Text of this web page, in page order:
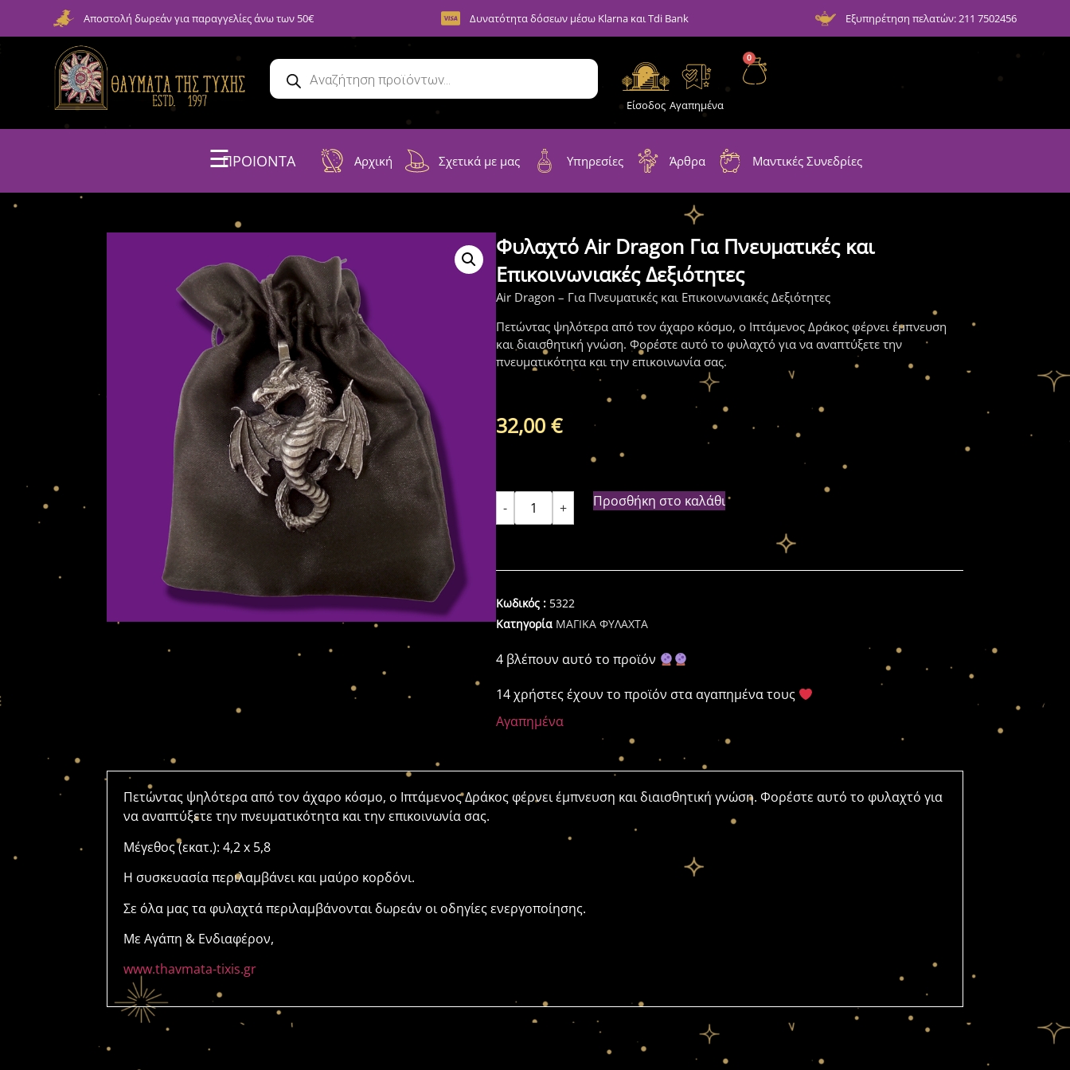
Αποστολή δωρεάν για παραγγελίες άνω των 50€ Δυνατότητα δόσεων μέσω Klarna και Tdi Bank Εξυπηρέτηση πελατών: 211 7502456
Είσοδος Αγαπημένα
0
☰ΠΡΟΙΟΝΤΑ Αρχική Σχετικά με μας Υπηρεσίες Άρθρα Μαντικές Συνεδρίες
Φυλαχτό Air Dragon Για Πνευματικές και
Επικοινωνιακές Δεξιότητες
Air Dragon – Για Πνευματικές και Επικοινωνιακές Δεξιότητες
Πετώντας ψηλότερα από τον άχαρο κόσμο, ο Ιπτάμενος Δράκος φέρνει έμπνευση
και διαισθητική γνώση. Φορέστε αυτό το φυλαχτό για να αναπτύξετε την
πνευματικότητα και την επικοινωνία σας.
32,00€
- + Προσθήκη στο καλάθι
Κωδικός : 5322
Κατηγορία ΜΑΓΙΚΑ ΦΥΛΑΧΤΑ
4 βλέπουν αυτό το προϊόν
14 χρήστες έχουν το προϊόν στα αγαπημένα τους
Αγαπημένα
Πετώντας ψηλότερα από τον άχαρο κόσμο, ο Ιπτάμενος Δράκος φέρνει έμπνευση και διαισθητική γνώση. Φορέστε αυτό το φυλαχτό για
να αναπτύξετε την πνευματικότητα και την επικοινωνία σας.
Μέγεθος (εκατ.): 4,2 x 5,8
Η συσκευασία περιλαμβάνει και μαύρο κορδόνι.
Σε όλα μας τα φυλαχτά περιλαμβάνονται δωρεάν οι οδηγίες ενεργοποίησης.
Με Αγάπη & Ενδιαφέρον,
www.thavmata-tixis.gr